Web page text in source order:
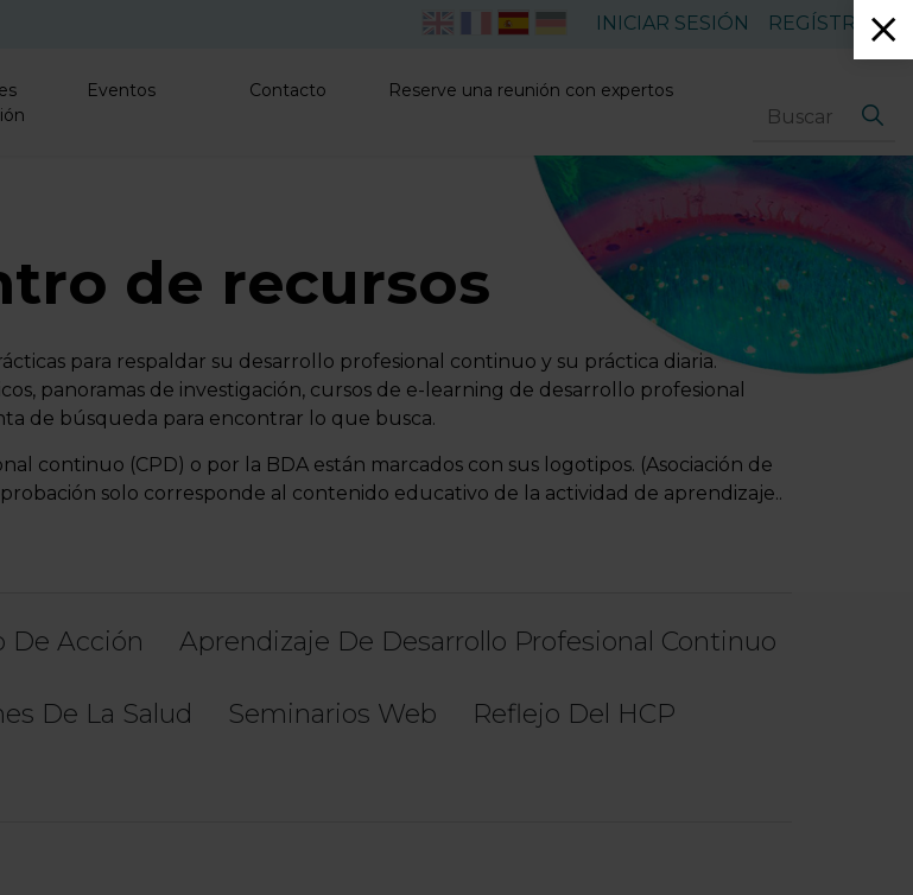
INICIAR SESIÓN REGÍSTRESE
Eventos Contacto Reserve una reunión con expertos
de recursos
para respaldar su desarrollo profesional continuo y su práctica diaria.
panoramas de investigación, cursos de e-learning de desarrollo profesional
de búsqueda para encontrar lo que busca.
continuo (CPD) o por la BDA están marcados con sus logotipos. (Asociación de
solo corresponde al contenido educativo de la actividad de aprendizaje..
De Acción Aprendizaje De Desarrollo Profesional Continuo
De La Salud Seminarios Web Reflejo Del HCP